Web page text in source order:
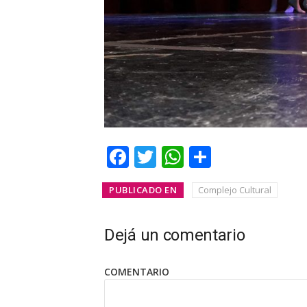
Facebook
TwitterWhatsApp
PUBLICADO EN Complejo Cultural
Dejá un comentario
COMENTARIO